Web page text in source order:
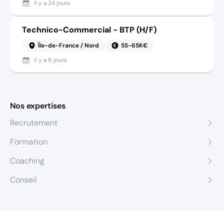
Il y a 24 jours
Technico-Commercial - BTP (H/F)
Île-de-France / Nord
55-65K€
Il y a6 jours
Nos expertises
Recrutement
Formation
Coaching
Conseil